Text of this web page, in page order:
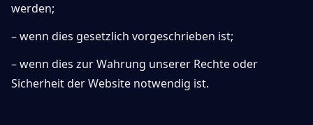
werden;
– wenn dies gesetzlich vorgeschrieben ist;
– wenn dies zur Wahrung unserer Rechte oder
Sicherheit der Website notwendig ist.